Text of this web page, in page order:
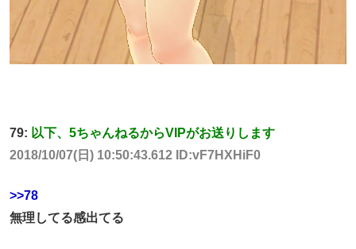
79: 以下、5ちゃんねるからVIPがお送りします
2018/10/07(日) 10:50:43.612 ID:vF7HXHiF0
>>78
無理してる感出てる